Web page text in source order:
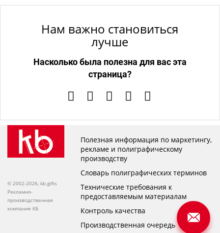
Нам важно становиться
лучше
Насколько была полезна для вас эта
страница?
© 2002-2026, kb.gifts
Рекламно-
производственная
компания КБ
Полезная информация по маркетингу,
рекламе и полиграфическому
производству
Словарь полиграфических терминов
Технические требования к
предоставляемым материалам
Контроль качества
Производственная очередь